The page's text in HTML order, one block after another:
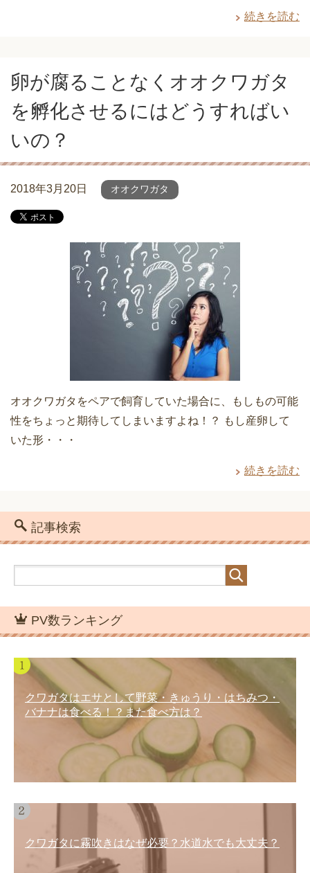
続きを読む
卵が腐ることなくオオクワガタ
を孵化させるにはどうすればい
いの？
2018年3月20日 オオクワガタ
オオクワガタをペアで飼育していた場合に、もしもの可能
性をちょっと期待してしまいますよね！？ もし産卵して
いた形・・・
続きを読む
記事検索
PV数ランキング
クワガタはエサとして野菜・きゅうり・はちみつ・
バナナは食べる！？また食べ方は？
クワガタに霧吹きはなぜ必要？水道水でも大丈夫？